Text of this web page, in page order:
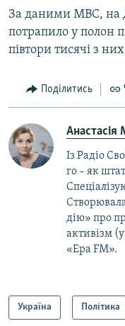
За даними МВС, на
потрапило у полон
півтори тисячі з
Поділитись
Із Радіо
го – як
дію» про
активізм
«Ера FM».
Україна Політика